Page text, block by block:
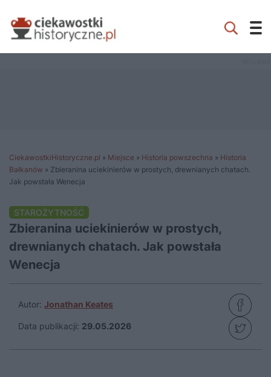
CiekawostkiHistoryczne.pl » Miejsce » Historia powszechna » Historia
Bałkanów » Zbieranina uciekinierów w prostych, drewnianych chatach.
Jak powstała Wenecja
STAROŻYTNOŚĆ
Zbieranina uciekinierów w prostych,
drewnianych chatach. Jak powstała
Wenecja
Autor: Jonathan Keates
Data publikacji: 29.05.2026